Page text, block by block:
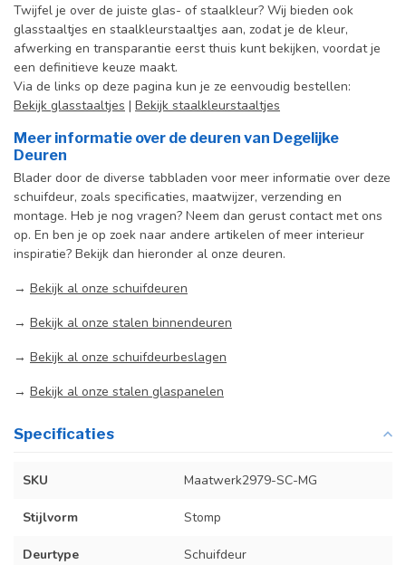
Twijfel je over de juiste glas- of staalkleur? Wij bieden ook
glasstaaltjes en staalkleurstaaltjes aan, zodat je de kleur,
afwerking en transparantie eerst thuis kunt bekijken, voordat je
een definitieve keuze maakt.
Via de links op deze pagina kun je ze eenvoudig bestellen:
Bekijk glasstaaltjes | Bekijk staalkleurstaaltjes
Meer informatie over de deuren van Degelijke
Deuren
Blader door de diverse tabbladen voor meer informatie over deze
schuifdeur, zoals specificaties, maatwijzer, verzending en
montage. Heb je nog vragen? Neem dan gerust contact met ons
op. En ben je op zoek naar andere artikelen of meer interieur
inspiratie? Bekijk dan hieronder al onze deuren.
→ Bekijk al onze schuifdeuren
→ Bekijk al onze stalen binnendeuren
→ Bekijk al onze schuifdeurbeslagen
→ Bekijk al onze stalen glaspanelen
Specificaties
SKU Maatwerk2979-SC-MG
Stijlvorm Stomp
Deurtype Schuifdeur